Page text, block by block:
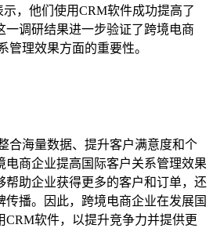
，他们使用CRM软件成功提高了
一调研结果进一步验证了跨境电商
管理效果方面的重要性。
合海量数据、提升客户满意度和个
电商企业提高国际客户关系管理效果
帮助企业获得更多的客户和订单，还
传播。因此，跨境电商企业在发展国
CRM软件，以提升竞争力并提供更